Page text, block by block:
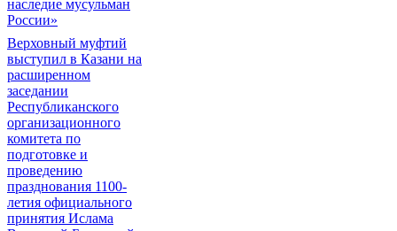
наследие мусульман
России»
Верховный муфтий
выступил в Казани на
расширенном
заседании
Республиканского
организационного
комитета по
подготовке и
проведению
празднования 1100-
летия официального
принятия Ислама